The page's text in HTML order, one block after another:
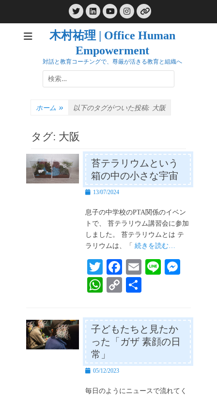
TwitterLinkedIn
YouTube
Instagram
リ
ン
ク
木村祐理 | Office Human
Empowerment
対話と教育コーチングで、尊厳が活きる教育と組織へ
検
索:
ホーム » 以下のタグがついた投稿: 大阪
タグ: 大阪
苔テラリウムという
箱の中の小さな宇宙
投
日
13/07/2024
息子の中学校のPTA関係のイベン
トで、 苔テラリウム講習会に参加
しました。 苔テラリウムとは テ
ラリウムは、「続きを読む…
T
wi
tte
r
Fa
ce
bo
ok
E
Li
ng
er
W
ts
A
pp
C
y
Li
nk
子どもたちと見たか
った「ガザ 素顔の日
常」
投
日
05/12/2023
毎日のようにニュースで流れてく